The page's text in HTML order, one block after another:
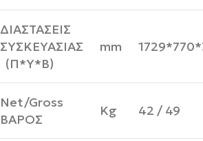
ΔΙΑΣΤΑΣΕΙΣ
ΣΥΣΚΕΥΑΣΙΑΣ
(Π*Υ*Β)
mm
Net/Gross
ΒΑΡΟΣ
Kg 42 / 49